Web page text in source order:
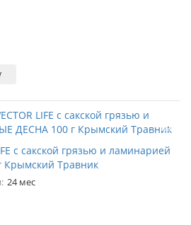
с сакской грязью и ламинарией
Травник
24 мес